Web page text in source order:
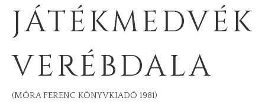
JÁTÉKMEDVÉK
VERÉBDALA
(MÓRA FERENC KÖNYVKIADÓ 1981)